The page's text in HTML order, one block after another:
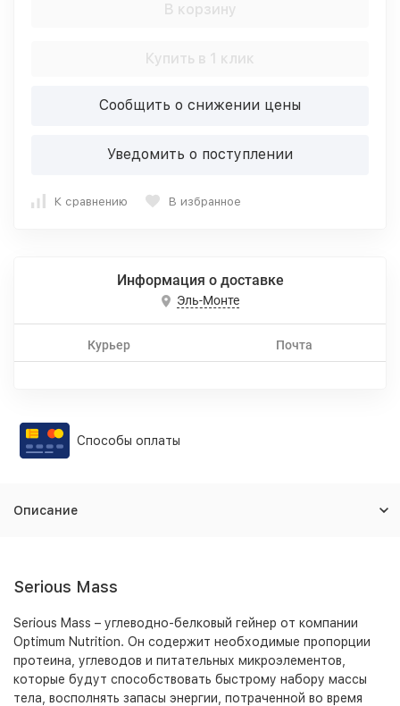
В корзину
Купить в 1 клик
Сообщить о снижении цены
Уведомить о поступлении
К сравнению В избранное
Информация о доставке
Эль-Монте
Курьер Почта
Способы оплаты
Описание
Serious Mass
Serious Mass – углеводно-белковый гейнер от компании
Optimum Nutrition. Он содержит необходимые пропорции
протеина, углеводов и питательных микроэлементов,
которые будут способствовать быстрому набору массы
тела, восполнять запасы энергии, потраченной во время